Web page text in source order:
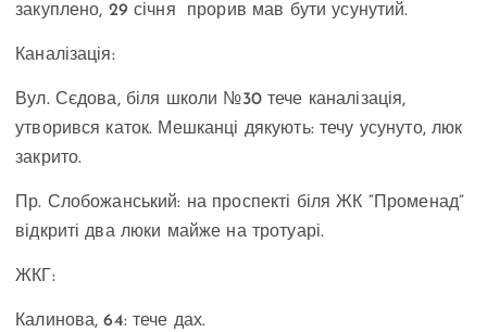
закуплено, 29 січня прорив мав бути усунутий.
Каналізація:
Вул. Сєдова, біля школи №30 тече каналізація,
утворився каток. Мешканці дякують: течу усунуто, люк
закрито.
Пр. Слобожанський: на проспекті біля ЖК “Променад”
відкриті два люки майже на тротуарі.
ЖКГ:
Калинова, 64: тече дах.